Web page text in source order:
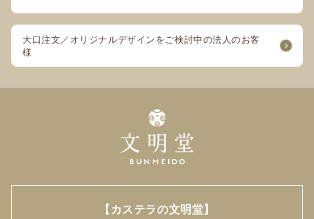
大口注文／オリジナルデザインをご検討中の法人のお客
様
【カステラの文明堂】